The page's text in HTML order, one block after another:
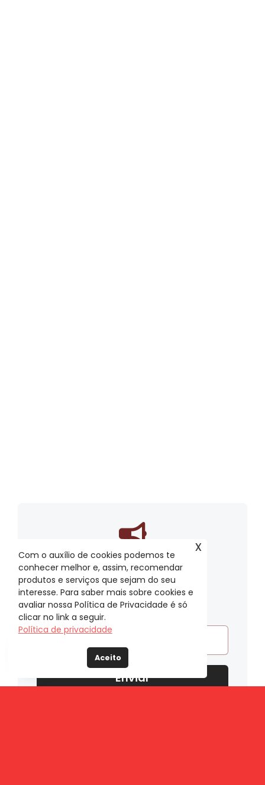
Fique por dentro do
mundo META
Assine nossas publicações
Enviar
Com o auxílio de cookies podemos te
conhecer melhor e, assim, recomendar
produtos e serviços que sejam do seu
interesse. Para saber mais sobre cookies e
avaliar nossa Política de Privacidade é só
clicar no link a seguir.
Política de privacidade
Aceito
x